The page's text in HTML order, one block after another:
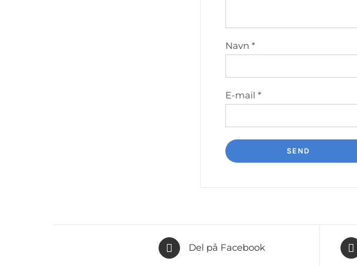
Navn *
E-mail *
Del på Facebook